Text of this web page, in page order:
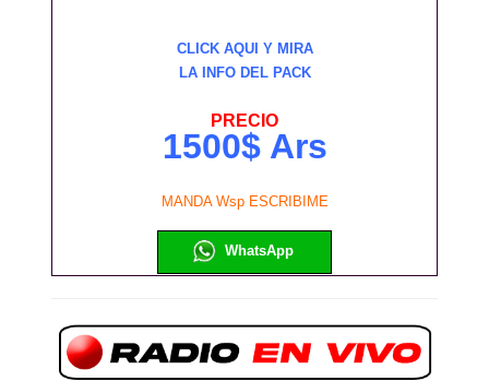
CLICK AQUI Y MIRA
LA INFO DEL PACK
PRECIO
1500$ Ars
MANDA Wsp ESCRIBIME
WhatsApp